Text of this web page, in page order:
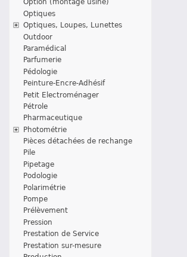
Option (montage usine)
Optiques
Optiques, Loupes, Lunettes
Outdoor
Paramédical
Parfumerie
Pédologie
Peinture-Encre-Adhésif
Petit Electroménager
Pétrole
Pharmaceutique
Photométrie
Pièces détachées de rechange
Pile
Pipetage
Podologie
Polarimétrie
Pompe
Prélèvement
Pression
Prestation de Service
Prestation sur-mesure